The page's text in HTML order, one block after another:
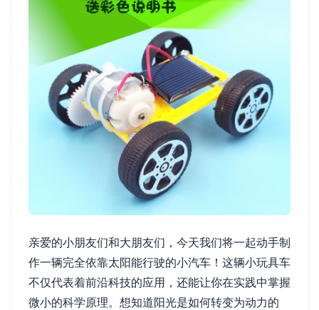
亲爱的小朋友们和大朋友们，今天我们将一起动手制
作一辆完全依靠太阳能行驶的小汽车！这辆小玩具车
不仅代表着前沿科技的应用，还能让你在实践中掌握
微小的科学原理。想知道阳光是如何转变为动力的